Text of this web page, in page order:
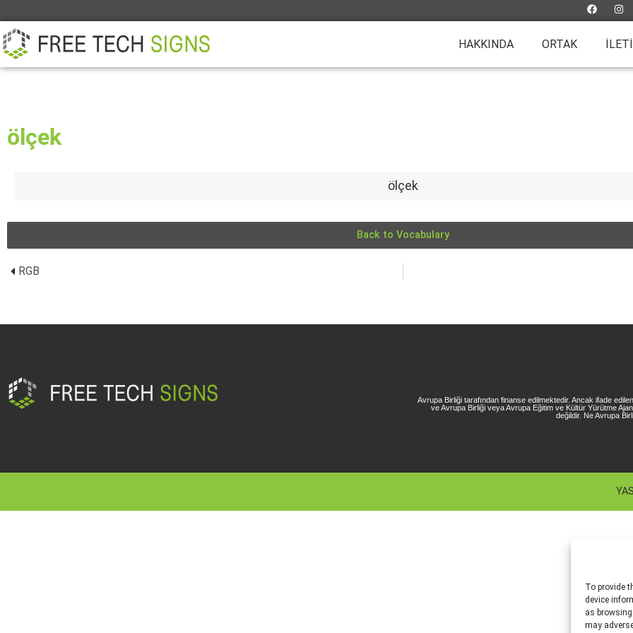
To provide
device
as
may
HAKKINDA ORTAK
ölçek
ölçek
Back to Vocabulary
RGB
Avrupa Birliği tarafından finanse edilmektedir. Ancak ifade
ve Avrupa Birliği veya Avrupa Eğitim ve Kültür Yürütme
değildir. Ne Avrupa